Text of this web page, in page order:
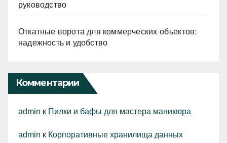
руководство
Откатные ворота для коммерческих объектов:
надежность и удобство
Комментарии
admin к Пилки и бафы для мастера маникюра
admin к Корпоративные хранилища данных